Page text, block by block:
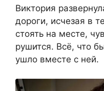
Виктория
дороги, исчезая в
стоять на месте,
рушится. Всё, что
ушло вместе с ней.